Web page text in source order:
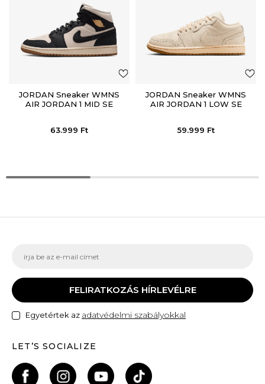
JORDAN Sneaker WMNS
AIR JORDAN 1 MID SE
63.999 Ft
JORDAN Sneaker WMNS
AIR JORDAN 1 LOW SE
59.999 Ft
FELIRATKOZÁS HÍRLEVÉLRE
Egyetértek az adatvédelmi szabályokkal
LET’S SOCIALIZE